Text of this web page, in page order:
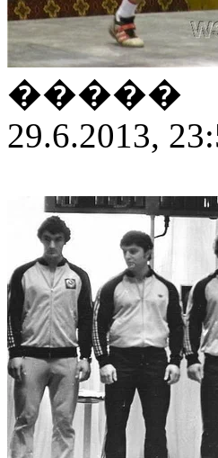
�����
29.6.2013,